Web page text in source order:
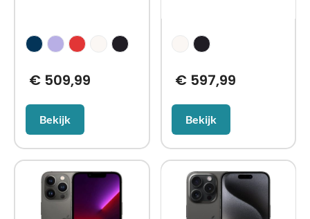
€509,99
Bekijk
€ 597,99
Bekijk